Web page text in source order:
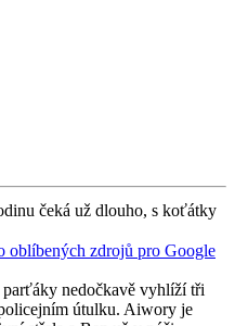
čeká už dlouho, s koťátky
oblíbených zdrojů pro Google
nedočkavě vyhlíží tři
útulku. Aiwory je